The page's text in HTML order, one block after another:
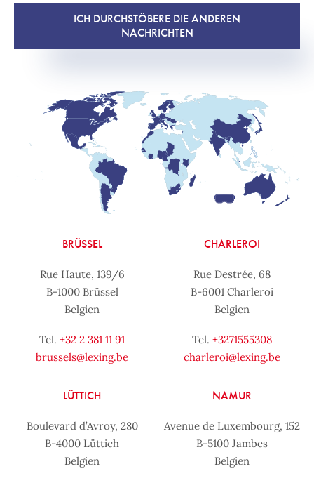
ICH DURCHSTÖBERE DIE ANDEREN
NACHRICHTEN
BRÜSSEL
Rue Haute, 139/6
B-1000 Brüssel
Belgien
Tel. +32 2 381 11 91
brussels@lexing.be
CHARLEROI
Rue Destrée, 68
B-6001 Charleroi
Belgien
Tel. +3271555308
charleroi@lexing.be
LÜTTICH
Boulevard d’Avroy, 280
B-4000 Lüttich
Belgien
NAMUR
Avenue de Luxembourg, 152
B-5100 Jambes
Belgien